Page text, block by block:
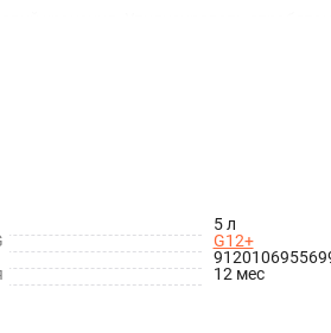
5 л
G12+
12 мес